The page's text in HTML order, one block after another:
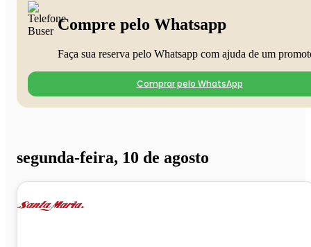
Compre pelo Whatsapp
Faça sua reserva pelo Whatsapp com ajuda de um
Comprar pelo WhatsApp
segunda-feira, 10 de agosto